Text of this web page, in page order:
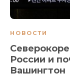
НОВОСТИ
России и
Вашингтон